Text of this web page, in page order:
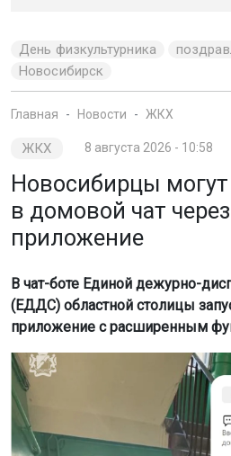
Новосибирцы
в домовой чат через
приложение
В чат-боте Единой дежурно-
приложение с расширенным